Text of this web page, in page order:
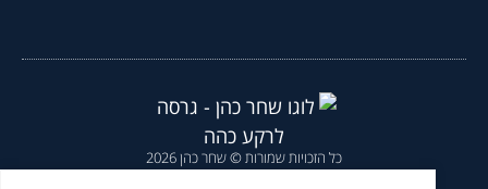
כל הזכויות שמורות © שחר כהן 2026